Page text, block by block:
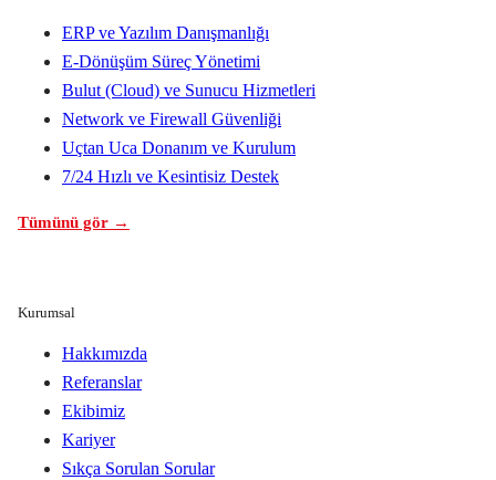
ERP ve Yazılım Danışmanlığı
E-Dönüşüm Süreç Yönetimi
Bulut (Cloud) ve Sunucu Hizmetleri
Network ve Firewall Güvenliği
Uçtan Uca Donanım ve Kurulum
7/24 Hızlı ve Kesintisiz Destek
Tümünü gör →
Kurumsal
Hakkımızda
Referanslar
Ekibimiz
Kariyer
Sıkça Sorulan Sorular